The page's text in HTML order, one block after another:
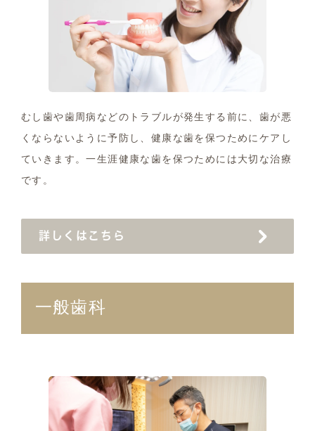
むし歯や歯周病などのトラブルが発生する前に、歯が悪
くならないように予防し、健康な歯を保つためにケアし
ていきます。一生涯健康な歯を保つためには大切な治療
です。
詳しくはこちら
一般歯科